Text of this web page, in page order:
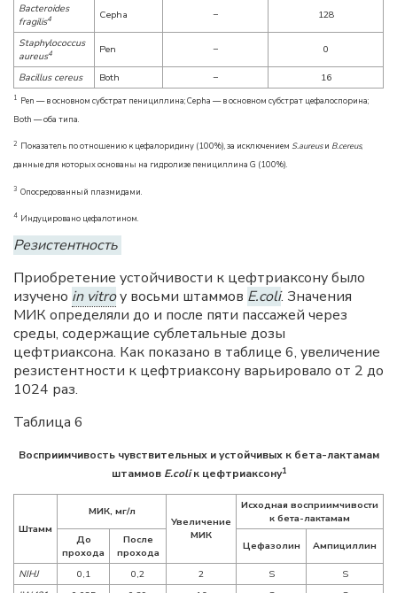
Bacteroides
fragilis4 Cepha − 128
Staphylococcus
aureus4 Pen − 0
Bacillus cereus Both − 16
1 Pen — в основном субстрат пенициллина; Cepha — в основном субстрат цефалоспорина;
Both — оба типа.
2 Показатель по отношению к цефалоридину (100%), за исключением S.aureusи B.cereus,
данные для которых основаны на гидролизе пенициллина G (100%).
3 Опосредованный плазмидами.
4Индуцировано цефалотином.
Резистентность
Приобретение устойчивости к цефтриаксону было
изучено in vitroу восьми штаммов E.coli. Значения
MИК определяли до и после пяти пассажей через
среды, содержащие сублетальные дозы
цефтриаксона. Как показано в таблице 6, увеличение
резистентности к цефтриаксону варьировало от 2 до
1024 раз.
Таблица 6
Восприимчивость чувствительных и устойчивых к бета-лактамам
штаммов E.coliк цефтриаксону1
Штамм
MИК, мг/л
Увеличение
MИК
Исходная восприимчивости
к бета-лактамам
До
прохода
После
прохода
Цефазолин Ампициллин
NIHJ 0,1 0,2 2 S
S